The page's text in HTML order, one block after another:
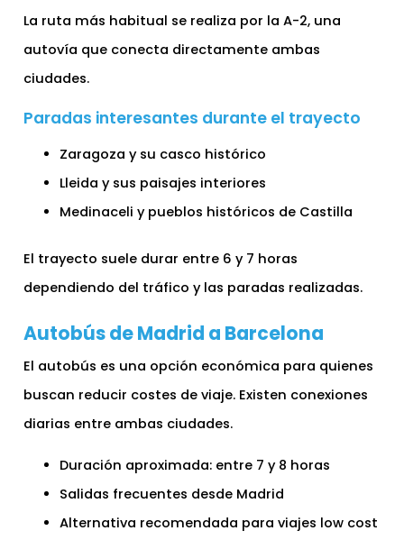
La ruta más habitual se realiza por la A-2, una
autovía que conecta directamente ambas
ciudades.
Paradas interesantes durante el trayecto
Zaragoza y su casco histórico
Lleida y sus paisajes interiores
Medinaceli y pueblos históricos de Castilla
El trayecto suele durar entre 6 y 7 horas
dependiendo del tráfico y las paradas realizadas.
Autobús de Madrid a Barcelona
El autobús es una opción económica para quienes
buscan reducir costes de viaje. Existen conexiones
diarias entre ambas ciudades.
Duración aproximada: entre 7 y 8 horas
Salidas frecuentes desde Madrid
Alternativa recomendada para viajes low cost